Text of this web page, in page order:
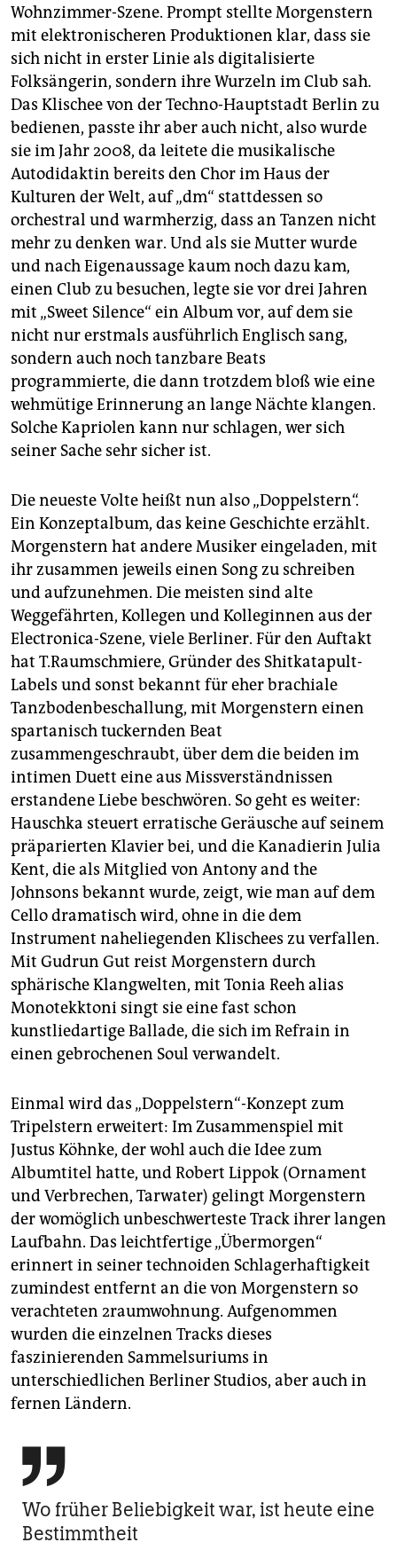
Wohnzimmer-Szene. Prompt stellte Morgenstern
mit elektronischeren Produktionen klar, dass sie
sich nicht in erster Linie als digitalisierte
Folksängerin, sondern ihre Wurzeln im Club sah.
Das Klischee von der Techno-Hauptstadt Berlin zu
bedienen, passte ihr aber auch nicht, also wurde
sie im Jahr 2008, da leitete die musikalische
Autodidaktin bereits den Chor im Haus der
Kulturen der Welt, auf „dm“ stattdessen so
orchestral und warmherzig, dass an Tanzen nicht
mehr zu denken war. Und als sie Mutter wurde
und nach Eigenaussage kaum noch dazu kam,
einen Club zu besuchen, legte sie vor drei Jahren
mit „Sweet Silence“ ein Album vor, auf dem sie
nicht nur erstmals ausführlich Englisch sang,
sondern auch noch tanzbare Beats
programmierte, die dann trotzdem bloß wie eine
wehmütige Erinnerung an lange Nächte klangen.
Solche Kapriolen kann nur schlagen, wer sich
seiner Sache sehr sicher ist.
Die neueste Volte heißt nun also „Doppelstern“.
Ein Konzeptalbum, das keine Geschichte erzählt.
Morgenstern hat andere Musiker eingeladen, mit
ihr zusammen jeweils einen Song zu schreiben
und aufzunehmen. Die meisten sind alte
Weggefährten, Kollegen und Kolleginnen aus der
Electronica-Szene, viele Berliner. Für den Auftakt
hat T.Raumschmiere, Gründer des Shitkatapult-
Labels und sonst bekannt für eher brachiale
Tanzbodenbeschallung, mit Morgenstern einen
spartanisch tuckernden Beat
zusammengeschraubt, über dem die beiden im
intimen Duett eine aus Missverständnissen
erstandene Liebe beschwören. So geht es weiter:
Hauschka steuert erratische Geräusche auf seinem
präparierten Klavier bei, und die Kanadierin Julia
Kent, die als Mitglied von Antony and the
Johnsons bekannt wurde, zeigt, wie man auf dem
Cello dramatisch wird, ohne in die dem
Instrument naheliegenden Klischees zu verfallen.
Mit Gudrun Gut reist Morgenstern durch
sphärische Klangwelten, mit Tonia Reeh alias
Monotekktoni singt sie eine fast schon
kunstliedartige Ballade, die sich im Refrain in
einen gebrochenen Soul verwandelt.
Einmal wird das „Doppelstern“-Konzept zum
Tripelstern erweitert: Im Zusammenspiel mit
Justus Köhnke, der wohl auch die Idee zum
Albumtitel hatte, und Robert Lippok (Ornament
und Verbrechen, Tarwater) gelingt Morgenstern
der womöglich unbeschwerteste Track ihrer langen
Laufbahn. Das leichtfertige „Übermorgen“
erinnert in seiner technoiden Schlagerhaftigkeit
zumindest entfernt an die von Morgenstern so
verachteten 2raumwohnung. Aufgenommen
wurden die einzelnen Tracks dieses
faszinierenden Sammelsuriums in
unterschiedlichen Berliner Studios, aber auch in
fernen Ländern.

Wo früher Beliebigkeit war, ist heute eine
Bestimmtheit